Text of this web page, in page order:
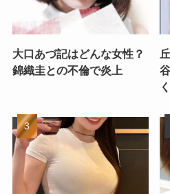
大口あづ記はどんな女性？
錦織圭との不倫で炎上